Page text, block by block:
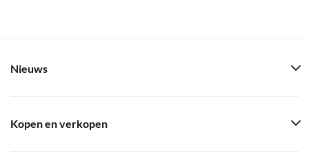
Nieuws
Kopen en verkopen